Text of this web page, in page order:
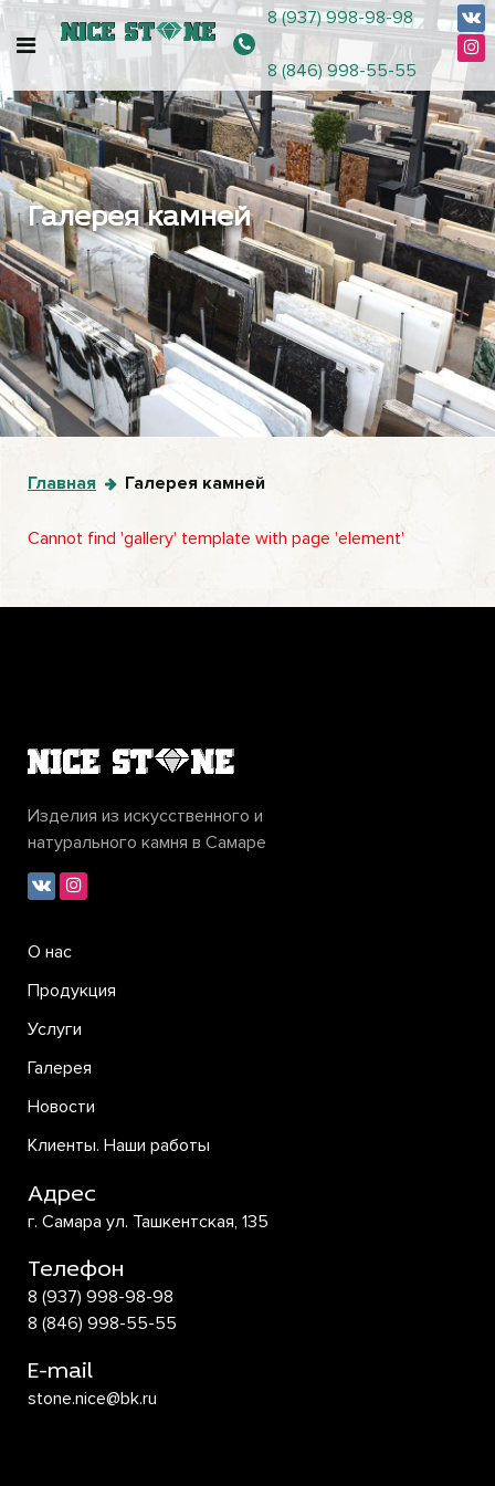
8 (937) 998-98-98
8 (846) 998-55-55
Галерея камней
Главная Галерея камней
Cannot find 'gallery' template with page 'element'
Изделия из искусственного и
натурального камня в Самаре
О нас
Продукция
Услуги
Галерея
Новости
Клиенты. Наши работы
Адрес
г. Самара ул. Ташкентская, 135
Телефон
8 (937) 998-98-98
8 (846) 998-55-55
E-mail
stone.nice@bk.ru